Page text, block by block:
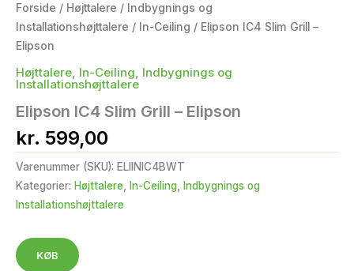
Forside / Højttalere / Indbygnings og
Installationshøjttalere / In-Ceiling / Elipson IC4 Slim Grill –
Elipson
Højttalere In-Ceiling Indbygnings og
Installationshøjttalere
Elipson IC4 Slim Grill – Elipson
kr. 599,00
Varenummer (SKU): ELIINIC4BWT
Kategorier: Højttalere, In-Ceiling, Indbygnings og
Installationshøjttalere
KØB